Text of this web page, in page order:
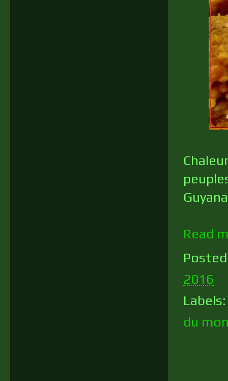
Read
2016
du